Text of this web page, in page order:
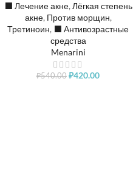
⬛️ Лечение акне, Лёгкая степень
акне, Против морщин,
Третиноин, ⬛️ Антивозрастные
средства
Menarini
₽540.00 ₽420.00